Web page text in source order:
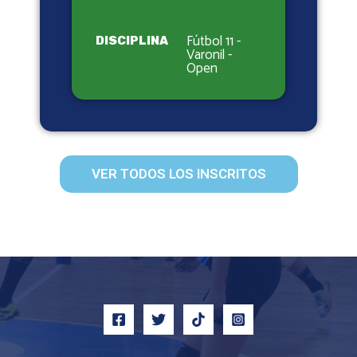
DISCIPLINA Fútbol 11 -
Varonil -
Open
VER TODOS LOS INSCRITOS